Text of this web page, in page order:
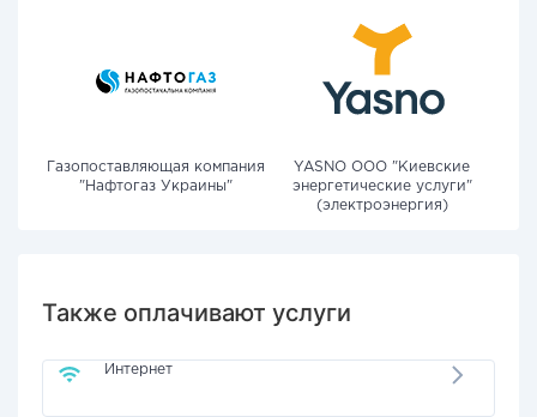
Газопоставляющая компания
"Нафтогаз Украины"
YASNO OOO "Киевские
энергетические услуги"
(электроэнергия)
Также оплачивают услуги
Интернет